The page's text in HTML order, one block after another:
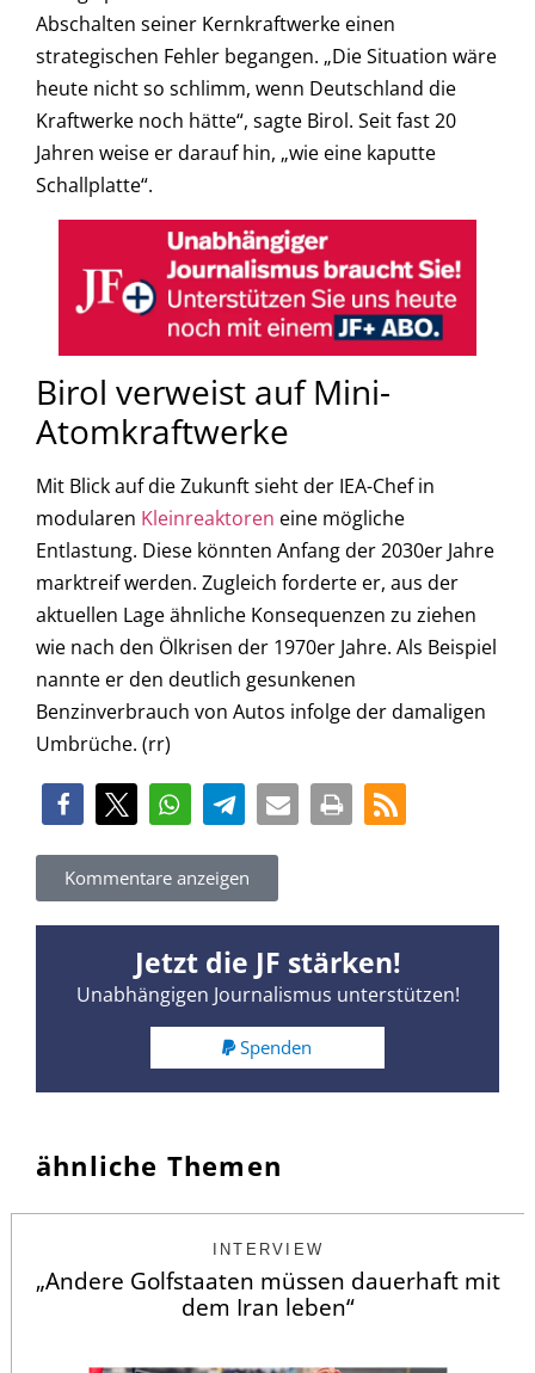
Abschalten seiner Kernkraftwerke einen
strategischen Fehler begangen. „Die Situation wäre
heute nicht so schlimm, wenn Deutschland die
Kraftwerke noch hätte“, sagte Birol. Seit fast 20
Jahren weise er darauf hin, „wie eine kaputte
Schallplatte“.
Birol verweist auf Mini-
Atomkraftwerke
Mit Blick auf die Zukunft sieht der IEA-Chef in
modularen Kleinreaktoren eine mögliche
Entlastung. Diese könnten Anfang der 2030er Jahre
marktreif werden. Zugleich forderte er, aus der
aktuellen Lage ähnliche Konsequenzen zu ziehen
wie nach den Ölkrisen der 1970er Jahre. Als Beispiel
nannte er den deutlich gesunkenen
Benzinverbrauch von Autos infolge der damaligen
Umbrüche. (rr)
Kommentare anzeigen
Jetzt die JF stärken!
Unabhängigen Journalismus unterstützen!
Spenden
ähnliche Themen
INTERVIEW
„Andere Golfstaaten müssen dauerhaft mit
dem Iran leben“